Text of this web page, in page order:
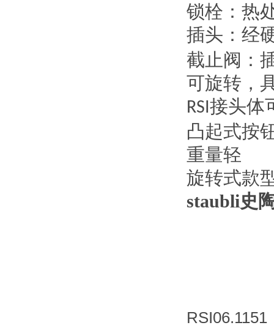
锁栓：热
插头：经
截止阀：
可旋转，
RSI接头体
凸起式按
重量轻
旋转式款
staubli史
RSI06.1151